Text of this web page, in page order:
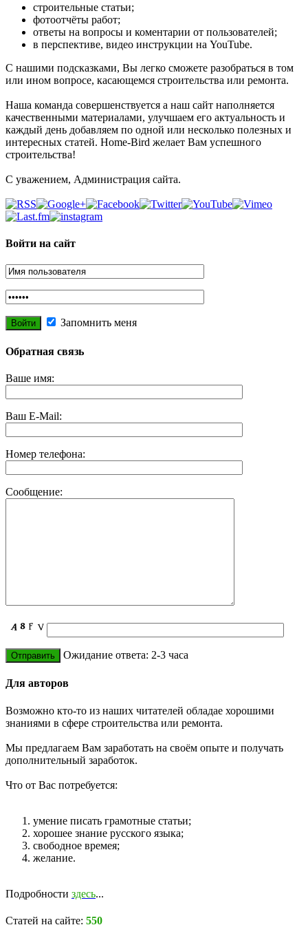
строительные статьи;
фотоотчёты работ;
ответы на вопросы и коментарии от пользователей;
в перспективе, видео инструкции на YouTube.
С нашими подсказками, Вы легко сможете разобраться в том
или ином вопросе, касающемся строительства или ремонта.
Наша команда совершенствуется а наш сайт наполняется
качественными материалами, улучшаем его актуальность и
каждый день добавляем по одной или несколько полезных и
интересных статей. Home-Bird желает Вам успешного
строительства!
С уважением, Администрация сайта.
Войти на сайт
Запомнить меня
Обратная связь
Ваше имя:
Ваш E-Mail:
Номер телефона:
Сообщение:
Ожидание ответа: 2-3 часа
Для авторов
Возможно кто-то из наших читателей обладае хорошими
знаниями в сфере строительства или ремонта.
Мы предлагаем Вам заработать на своём опыте и получать
дополнительный заработок.
Что от Вас потребуется:
умение писать грамотные статьи;
хорошее знание русского языка;
свободное времея;
желание.
Подробности здесь...
Статей на сайте: 550